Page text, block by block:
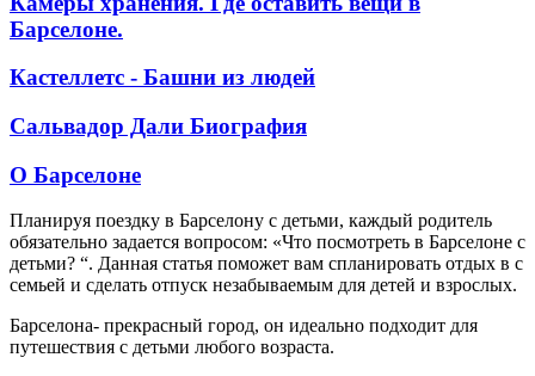
Барселоне.
Кастеллетс - Башни из людей
Сальвадор Дали Биография
О Барселоне
Планируя поездку в Барселону с детьми, каждый родитель
обязательно задается вопросом: «Что посмотреть в Барселоне с
детьми? “. Данная статья поможет вам спланировать отдых в с
семьей и сделать отпуск незабываемым для детей и взрослых.
Барселона- прекрасный город, он идеально подходит для
путешествия с детьми любого возраста.